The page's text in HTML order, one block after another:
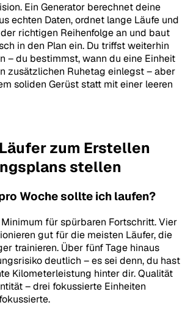
Ein Generator berechnet deine
echten Daten, ordnet lange Läufe und
richtigen Reihenfolge an und baut
in den Plan ein. Du triffst weiterhin
– du bestimmst, wann du eine Einheit
zusätzlichen Ruhetag einlegst – aber
soliden Gerüst statt mit einer leeren
zum Erstellen
stellen
Woche sollte ich laufen?
für spürbaren Fortschritt. Vier
gut für die meisten Läufer, die
trainieren. Über fünf Tage hinaus
deutlich – es sei denn, du hast
Kilometerleistung hinter dir. Qualität
– drei fokussierte Einheiten